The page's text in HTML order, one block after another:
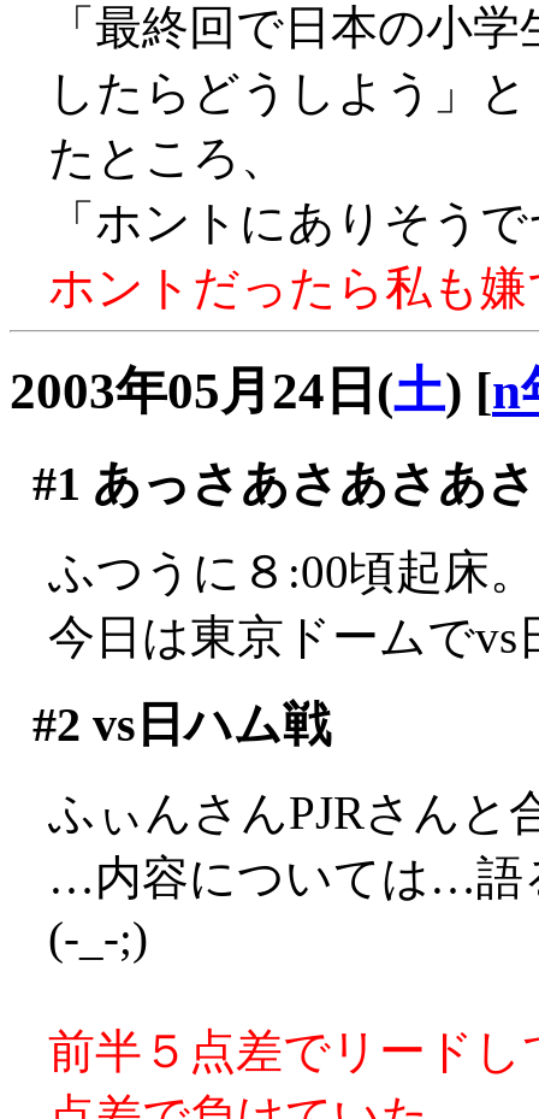
「最終回で日本の小
したらどうしよう」と
たところ、
「ホントにありそう
ホントだったら私も嫌
2003年05月24日(土) [n
#1 あっさあさあさあ
ふつうに８:00頃起床。
今日は東京ドームで
#2 vs日ハム戦
ふぃんさんPJRさんと
…内容については…語
(-_-;)
前半５点差でリード